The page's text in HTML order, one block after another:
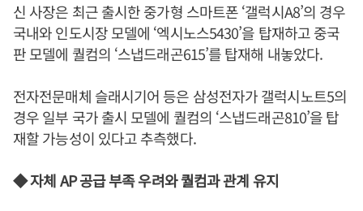
신 사장은 최근 출시한 중가형 스마트폰 ‘갤럭시A8’의 경우
국내와 인도시장 모델에 ‘엑시노스5430’을 탑재하고 중국
판 모델에 퀄컴의 ‘스냅드래곤615’를 탑재해 내놓았다.
전자전문매체 슬래시기어 등은 삼성전자가 갤럭시노트5의
경우 일부 국가 출시 모델에 퀄컴의 ‘스냅드래곤810’을 탑
재할 가능성이 있다고 추측했다.
◆ 자체 AP 공급 부족 우려와 퀄컴과 관계 유지